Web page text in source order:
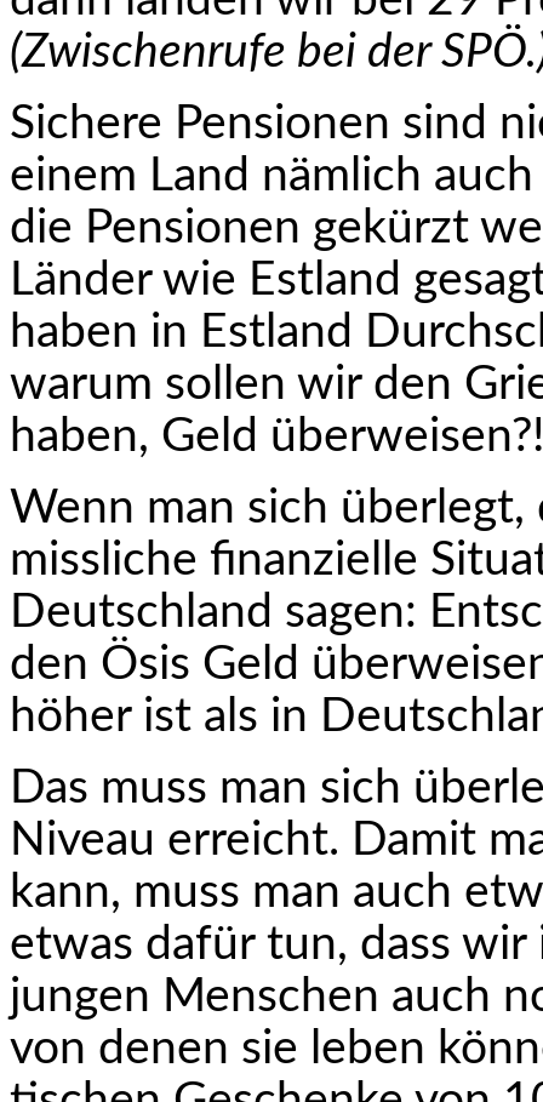
(Zwischenrufe bei der
Sichere Pensionen sind
einem Land nämlich
die Pensionen gekürzt
Länder wie Estland
haben in Estland
warum sollen wir den
haben, Geld überweisen?!
Wenn man sich
missliche finanzielle
Deutschland sagen:
den Ösis Geld
höher ist als in
Das muss man sich
Niveau erreicht. Damit
kann, muss man auch
etwas dafür tun, dass
jungen Menschen auch
von denen sie leben